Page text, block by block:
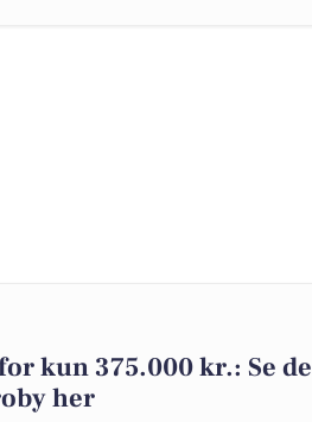
kun 375.000 kr.: Se de
her